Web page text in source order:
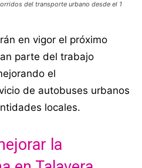
del transporte urbano desde el 1
en vigor el próximo
parte del trabajo
el
de autobuses urbanos
locales.
la